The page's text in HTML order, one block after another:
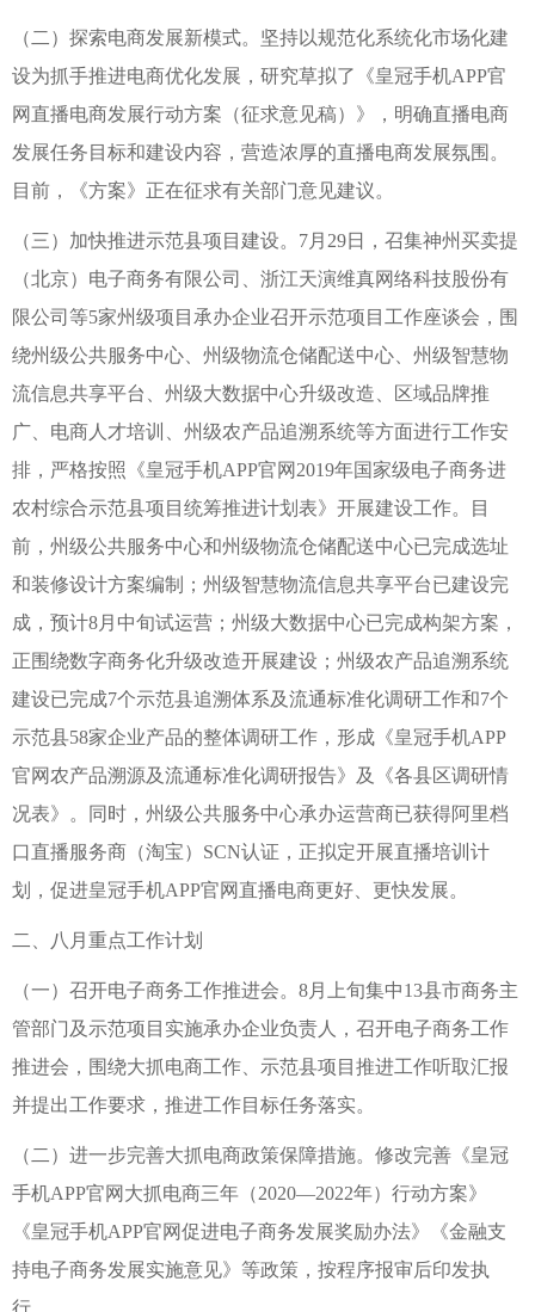
（二）探索电商发展新模式。坚持以规范化系统化市场化建
设为抓手推进电商优化发展，研究草拟了《皇冠手机APP官
网直播电商发展行动方案（征求意见稿）》，明确直播电商
发展任务目标和建设内容，营造浓厚的直播电商发展氛围。
目前，《方案》正在征求有关部门意见建议。
（三）加快推进示范县项目建设。7月29日，召集神州买卖提
（北京）电子商务有限公司、浙江天演维真网络科技股份有
限公司等5家州级项目承办企业召开示范项目工作座谈会，围
绕州级公共服务中心、州级物流仓储配送中心、州级智慧物
流信息共享平台、州级大数据中心升级改造、区域品牌推
广、电商人才培训、州级农产品追溯系统等方面进行工作安
排，严格按照《皇冠手机APP官网2019年国家级电子商务进
农村综合示范县项目统筹推进计划表》开展建设工作。目
前，州级公共服务中心和州级物流仓储配送中心已完成选址
和装修设计方案编制；州级智慧物流信息共享平台已建设完
成，预计8月中旬试运营；州级大数据中心已完成构架方案，
正围绕数字商务化升级改造开展建设；州级农产品追溯系统
建设已完成7个示范县追溯体系及流通标准化调研工作和7个
示范县58家企业产品的整体调研工作，形成《皇冠手机APP
官网农产品溯源及流通标准化调研报告》及《各县区调研情
况表》。同时，州级公共服务中心承办运营商已获得阿里档
口直播服务商（淘宝）SCN认证，正拟定开展直播培训计
划，促进皇冠手机APP官网直播电商更好、更快发展。
二、八月重点工作计划
（一）召开电子商务工作推进会。8月上旬集中13县市商务主
管部门及示范项目实施承办企业负责人，召开电子商务工作
推进会，围绕大抓电商工作、示范县项目推进工作听取汇报
并提出工作要求，推进工作目标任务落实。
（二）进一步完善大抓电商政策保障措施。修改完善《皇冠
手机APP官网大抓电商三年（2020—2022年）行动方案》
《皇冠手机APP官网促进电子商务发展奖励办法》《金融支
持电子商务发展实施意见》等政策，按程序报审后印发执
行。